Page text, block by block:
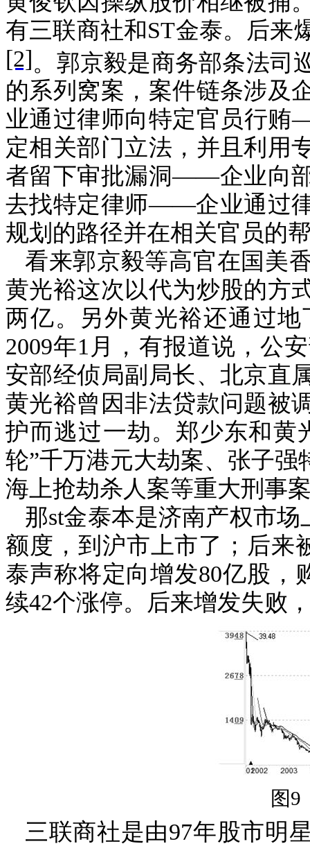
有三联商社和ST金泰。后来
[2]。郭京毅是商务部条法司
的系列窝案，案件链条涉及
业通过律师向特定官员行贿
定相关部门立法，并且利用
者留下审批漏洞——企业向
去找特定律师——企业通过
规划的路径并在相关官员的
看来郭京毅等高官在国美
黄光裕这次以代为炒股的方
两亿。另外黄光裕还通过
2009年1 月，有报道说，公
安部经侦局副局长、北京直
黄光裕曾因非法贷款问题被
护而逃过一劫。郑少东和黄
轮”千万港元大劫案、张子强
海上抢劫杀人案等重大刑事
那st金泰本是济南产权市
额度，到沪市上市了；后来
泰声称将定向增发80亿股，
续42个涨停。后来增发失败
图 9
三联商社是由97年股市明